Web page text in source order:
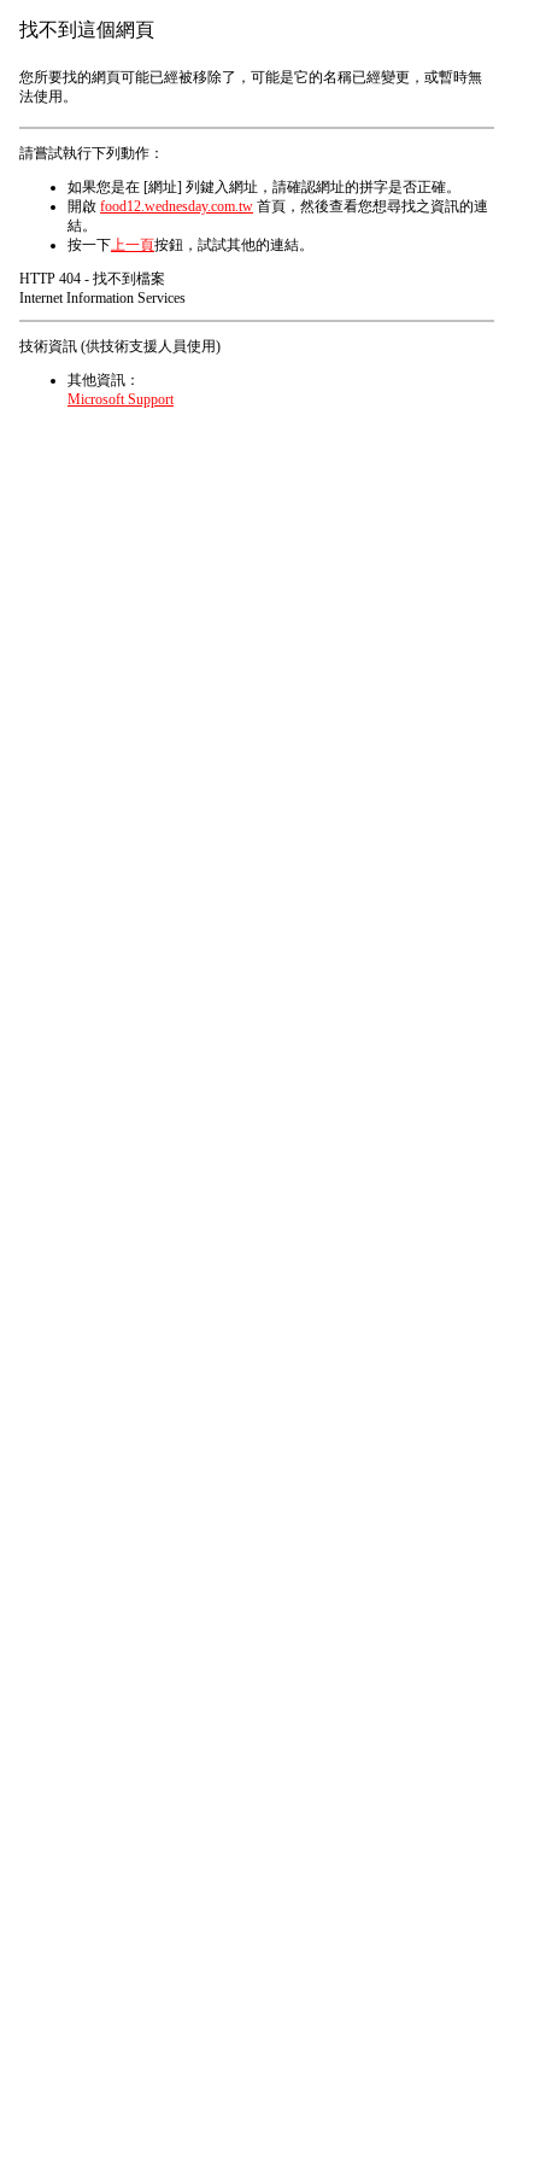
找不到這個網頁
您所要找的網頁可能已經被移除了，可能是它的名稱已經變更，或暫時無
法使用。
請嘗試執行下列動作：
如果您是在 [網址] 列鍵入網址，請確認網址的拼字是否正確。
開啟 food12.wednesday.com.tw 首頁，然後查看您想尋找之資訊的連
結。
按一下上一頁按鈕，試試其他的連結。
HTTP 404 - 找不到檔案
Internet Information Services
技術資訊 (供技術支援人員使用)
其他資訊：
Microsoft Support